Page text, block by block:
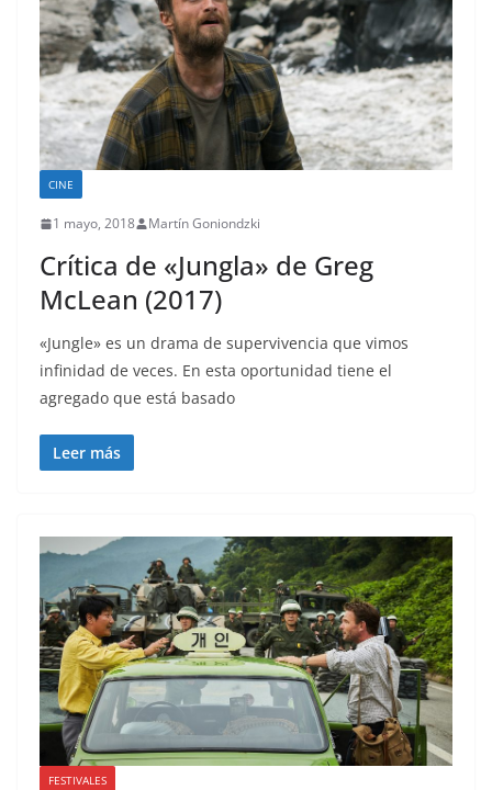
CINE
1 mayo, 2018 Martín Goniondzki
Crítica de «Jungla» de Greg
McLean (2017)
«Jungle» es un drama de supervivencia que vimos
infinidad de veces. En esta oportunidad tiene el
agregado que está basado
Leer más
FESTIVALES